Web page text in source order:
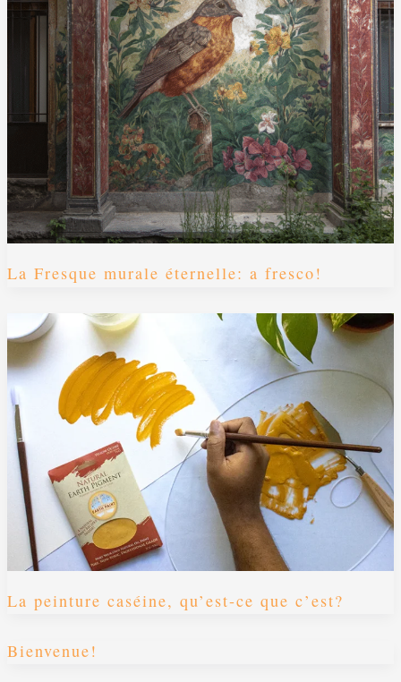
La Fresque murale éternelle: a fresco!
La peinture caséine, qu’est-ce que c’est?
Bienvenue!